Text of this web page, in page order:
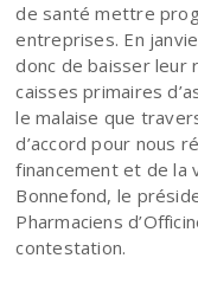
de santé mettre
entreprises. En
donc de baisser leur
caisses primaires
le malaise que
d’accord pour nous
financement et de la
Bonnefond, le
Pharmaciens
contestation.